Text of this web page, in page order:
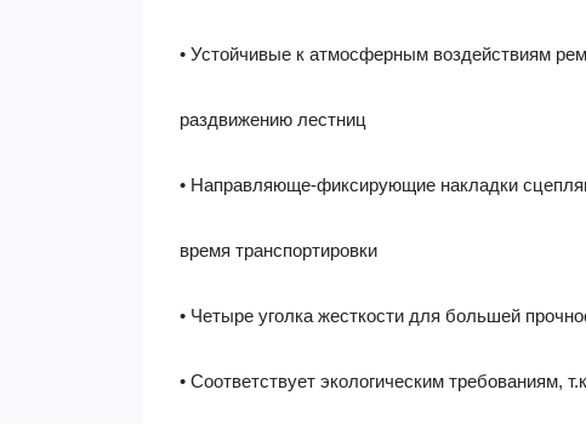
• Устойчивые к атмосферным воздействиям
раздвижению лестниц
• Направляюще-фиксирующие накладки
время транспортировки
• Четыре уголка жесткости для большей
• Соответствует экологическим требованиям,